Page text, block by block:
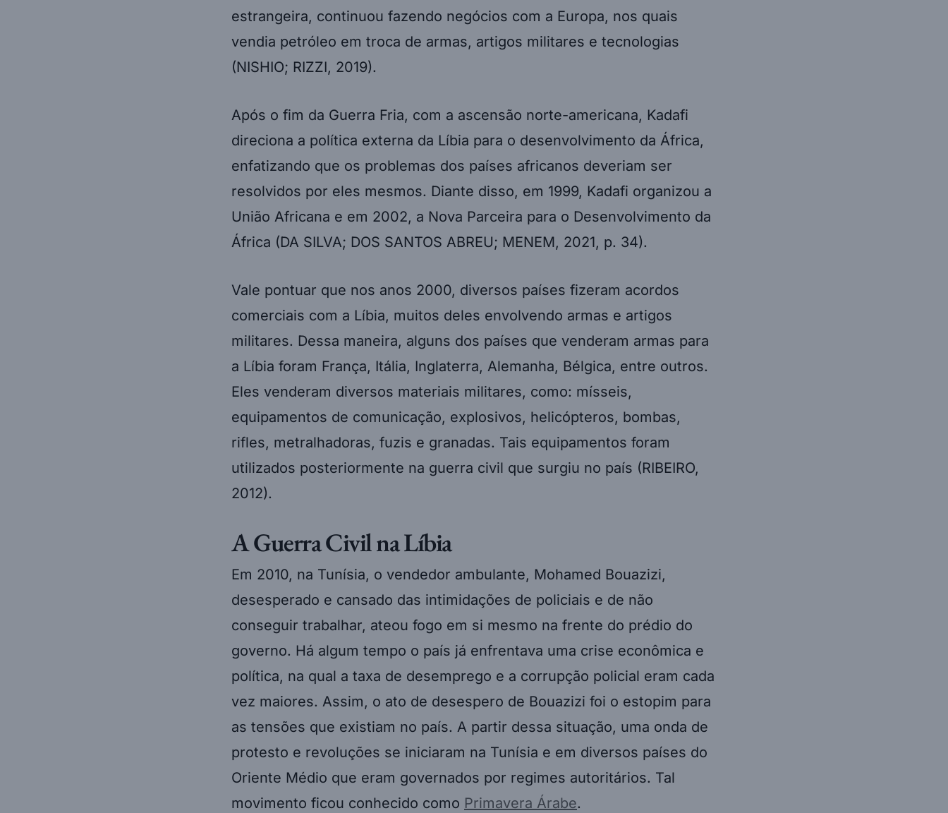
estrangeira, continuou fazendo negócios com a Europa, nos quais
vendia petróleo em troca de armas, artigos militares e tecnologias
(NISHIO; RIZZI, 2019).
Após o fim da Guerra Fria, com a ascensão norte-americana, Kadafi
direciona a política externa da Líbia para o desenvolvimento da África,
enfatizando que os problemas dos países africanos deveriam ser
resolvidos por eles mesmos. Diante disso, em 1999, Kadafi organizou a
União Africana e em 2002, a Nova Parceira para o Desenvolvimento da
África (DA SILVA; DOS SANTOS ABREU; MENEM, 2021, p. 34).
Vale pontuar que nos anos 2000, diversos países fizeram acordos
comerciais com a Líbia, muitos deles envolvendo armas e artigos
militares. Dessa maneira, alguns dos países que venderam armas para
a Líbia foram França, Itália, Inglaterra, Alemanha, Bélgica, entre outros.
Eles venderam diversos materiais militares, como: mísseis,
equipamentos de comunicação, explosivos, helicópteros, bombas,
rifles, metralhadoras, fuzis e granadas. Tais equipamentos foram
utilizados posteriormente na guerra civil que surgiu no país (RIBEIRO,
2012).
A Guerra Civil na Líbia
Em 2010, na Tunísia, o vendedor ambulante, Mohamed Bouazizi,
desesperado e cansado das intimidações de policiais e de não
conseguir trabalhar, ateou fogo em si mesmo na frente do prédio do
governo. Há algum tempo o país já enfrentava uma crise econômica e
política, na qual a taxa de desemprego e a corrupção policial eram cada
vez maiores. Assim, o ato de desespero de Bouazizi foi o estopim para
as tensões que existiam no país. A partir dessa situação, uma onda de
protesto e revoluções se iniciaram na Tunísia e em diversos países do
Oriente Médio que eram governados por regimes autoritários. Tal
movimento ficou conhecido como Primavera Árabe.